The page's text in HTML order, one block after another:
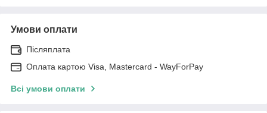
Умови оплати
Післяплата
Оплата картою Visa, Mastercard - WayForPay
Всі умови оплати